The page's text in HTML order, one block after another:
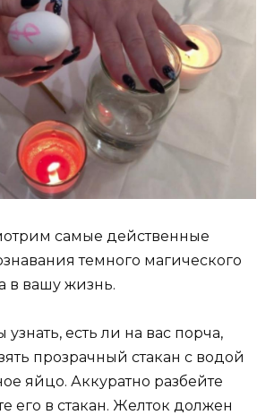
самые действенные
темного магического
в вашу жизнь.
узнать, есть ли на вас порча,
прозрачный стакан с водой
яйцо. Аккуратно разбейте
его в стакан. Желток должен